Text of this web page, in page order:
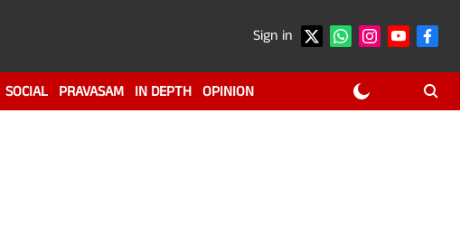
Sign in
SOCIAL PRAVASAM IN DEPTH OPINION